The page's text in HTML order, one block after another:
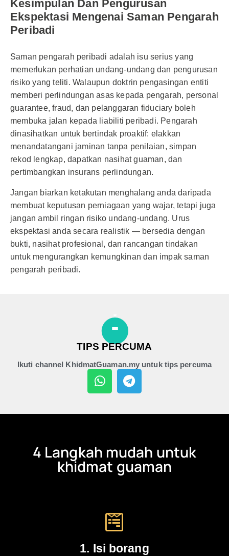
Kesimpulan Dan Pengurusan
Ekspektasi Mengenai Saman Pengarah
Peribadi
Saman pengarah peribadi adalah isu serius yang
memerlukan perhatian undang-undang dan pengurusan
risiko yang teliti. Walaupun doktrin pengasingan entiti
memberi perlindungan asas kepada pengarah, personal
guarantee, fraud, dan pelanggaran fiduciary boleh
membuka jalan kepada liabiliti peribadi. Pengarah
dinasihatkan untuk bertindak proaktif: elakkan
menandatangani jaminan tanpa penilaian, simpan
rekod lengkap, dapatkan nasihat guaman, dan
pertimbangkan insurans perlindungan.
Jangan biarkan ketakutan menghalang anda daripada
membuat keputusan perniagaan yang wajar, tetapi juga
jangan ambil ringan risiko undang-undang. Urus
ekspektasi anda secara realistik — bersedia dengan
bukti, nasihat profesional, dan rancangan tindakan
untuk mengurangkan kemungkinan dan impak saman
pengarah peribadi.
TIPS PERCUMA
Ikuti channel KhidmatGuaman.my untuk tips percuma
4 Langkah mudah untuk
khidmat guaman
1. Isi borang